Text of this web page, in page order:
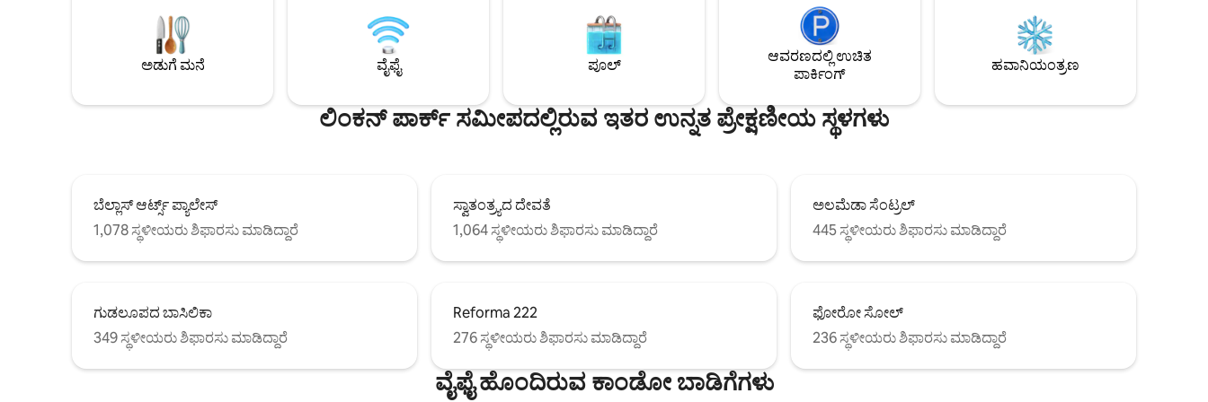
ಅನುಕೂಲಗಳನ್ನು ಆನಂದಿಸಿ: ವಾರದ ದಿನದ
ಹೌಸ್‌ಕೀಪಿಂಗ್ (ಸೋಮ-ಶುಕ್ರ-ಹಾಸಿಗೆಗಳನ್ನು
ಹೊಂದಿಸುವುದು, ಪಾತ್ರೆಗಳನ್ನು ತೊಳೆಯುವುದು),
ಕನ್ಸೀರ್ಜ್ ಸಂಪರ್ಕಗಳು, ಸ್ವಾಗತ ಬುಟ್ಟಿ, ಸ್ಮಾರ್ಟ್-ಲಾಕ್
(ವಿನಂತಿಯ ಮೇರೆಗೆ ತೊಟ್ಟಿಲು ಮತ್ತು ಎತ್ತರದ ಕುರ್ಚಿ).
ಆನ್‌ಸೈಟ್ ಲಾಂಡ್ರಿ ರೂಮ್‌ನೊಂದಿಗೆ ದೈನಂದಿನ
ಕಾರ್ಯಗಳನ್ನು ಸರಳಗೊಳಿಸಿ ಮತ್ತು ನಮ್ಮ ವ್ಯವಹಾರ
ಕೇಂದ್ರದೊಂದಿಗೆ ಸಂಪರ್ಕದಲ್ಲಿರಿ. ಪೊಲಂಕೊದ ನಗರ
ಧಾಮವಾದ ಹೋಮೆರೊ 1410 ನಲ್ಲಿ ಐಷಾರಾಮಿ
ಜಿಮ್ ಮತ್ತು ಪೂಲ್ ಟೇಬಲ್‌ನೊಂದಿಗೆ ಲೌಂಜ್ ಅನ್ನು
ನೀಡುತ್ತದೆ. ಮಸಾರಿಕ್ ಅವೆನ್ಯೂ, ಅಂತರಾ ಮತ್ತು
ಸೌಮ್ಯಾ ಮ್ಯೂಸಿಯಂನಿಂದ ಕೆಲವೇ ಹೆಜ್ಜೆಗಳು. ನಗರ
ಪ್ರವಾಸಗಳು, ದಂಪತಿಗಳು ಅಥವಾ ಪ್ರಧಾನ ಸ್ಥಳದಲ್ಲಿ
ಹೊಂದಿಕೊಳ್ಳುವ ವಾಸ್ತವ್ಯಗಳಿಗೆ ಸೂಕ್ತವಾಗಿದೆ.
ಅಲಂಕಾರದಿಂದ ಹಿಡಿದು ಅದರ ಎಲ್ಲಾ
ಸೌಲಭ್ಯಗಳವರೆಗೆ, ಇದು ನಿಮಗೆ ಅಗತ್ಯವಿರುವ
ಅದ್ಭುತ ಸಾಮಾನ್ಯ ಪ್ರದೇಶಗಳನ್ನು ಹೊಂದಿದೆ.
ಅಡುಗೆ ಮನೆ ವೈಫೈ ಪೂಲ್
ಆವರಣದಲ್ಲಿ ಉಚಿತ
ಪಾರ್ಕಿಂಗ್
ಹವಾನಿಯಂತ್ರಣ
ಲಿಂಕನ್ ಪಾರ್ಕ್ ಸಮೀಪದಲ್ಲಿರುವ ಇತರ ಉನ್ನತ ಪ್ರೇಕ್ಷಣೀಯ ಸ್ಥಳಗಳು
ಬೆಲ್ಲಾಸ್ ಆರ್ಟ್ಸ್ ಪ್ಯಾಲೇಸ್
1,078 ಸ್ಥಳೀಯರು ಶಿಫಾರಸು ಮಾಡಿದ್ದಾರೆ
ಸ್ವಾತಂತ್ರ್ಯದ ದೇವತೆ
1,064 ಸ್ಥಳೀಯರು ಶಿಫಾರಸು ಮಾಡಿದ್ದಾರೆ
ಅಲಮೆಡಾ ಸೆಂಟ್ರಲ್
445 ಸ್ಥಳೀಯರು ಶಿಫಾರಸು ಮಾಡಿದ್ದಾರೆ
ಗುಡಲೂಪದ ಬಾಸಿಲಿಕಾ
349 ಸ್ಥಳೀಯರು ಶಿಫಾರಸು ಮಾಡಿದ್ದಾರೆ
Reforma 222
276 ಸ್ಥಳೀಯರು ಶಿಫಾರಸು ಮಾಡಿದ್ದಾರೆ
ಫೋರೋ ಸೋಲ್
236 ಸ್ಥಳೀಯರು ಶಿಫಾರಸು ಮಾಡಿದ್ದಾರೆ
ವೈಫೈ ಹೊಂದಿರುವ ಕಾಂಡೋ ಬಾಡಿಗೆಗಳು